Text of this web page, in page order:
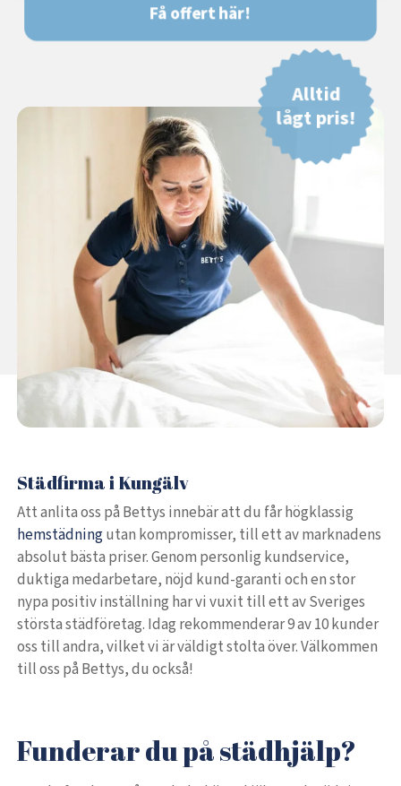
Få offert här!
Alltid
lågt pris!
Städfirma i Kungälv
Att anlita oss på Bettys innebär att du får högklassig
hemstädningutan kompromisser, till ett av marknadens
absolut bästa priser. Genom personlig kundservice,
duktiga medarbetare, nöjd kund-garanti och en stor
nypa positiv inställning har vi vuxit till ett av Sveriges
största städföretag. Idag rekommenderar 9 av 10 kunder
oss till andra, vilket vi är väldigt stolta över. Välkommen
till oss på Bettys, du också!
Funderar du på städhjälp?